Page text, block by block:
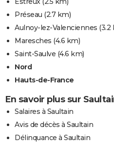
Préseau (2.7 km)
Aulnoy-lez-Valenciennes (3.2
Maresches (4.6 km)
Saint-Saulve (4.6 km)
Nord
Hauts-de-France
En savoir plus sur
Salaires à Saultain
Avis de décès à Saultain
Délinquance à Saultain